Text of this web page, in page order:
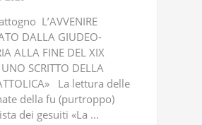
L’AVVENIRE
DALLA GIUDEO-
ALLA FINE DEL XIX
SCRITTO DELLA
La lettura delle
della fu (purtroppo)
dei gesuiti «La ...